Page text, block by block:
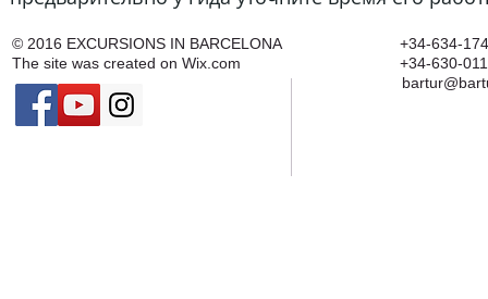
© 2016 EXCURSIONS IN BARCELONA
The site was created on Wix.com
+34-634-
+34-630-